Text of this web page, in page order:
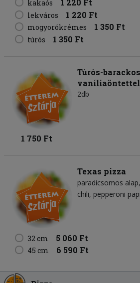
kakaós 1 220 Ft
lekváros 1 220 Ft
mogyorókrémes 1 350 Ft
túrós 1 350 Ft
Túrós-
vaníliaöntettel
2db
1 750 Ft
Texas pizza
paradicsomos alap
chili pepperoni
32 cm 5 060 Ft
45 cm 6 590 Ft